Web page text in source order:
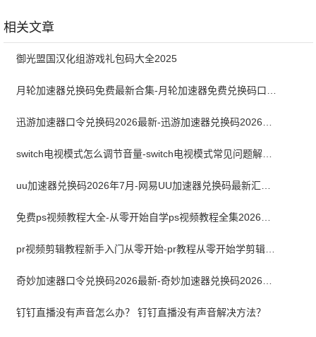
相关文章
御光盟国汉化组游戏礼包码大全2025
switch电视模式怎么调节音量-switch电视模式常见问题解决方案
pr视频剪辑教程新手入门从零开始-pr教程从零开始学剪辑全集免费
钉钉直播没有声音怎么办？ 钉钉直播没有声音解决方法？